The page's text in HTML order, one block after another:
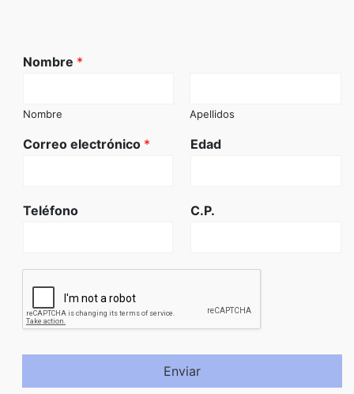
Nombre *
Nombre Apellidos
Correo electrónico * Edad
Teléfono C.P.
Enviar